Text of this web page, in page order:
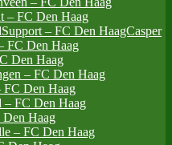
– FC Den Haag
– FC Den HaagCasper
FC Den Haag
Den Haag
– FC Den Haag
FC Den Haag
– FC Den Haag
Haag
– FC Den Haag